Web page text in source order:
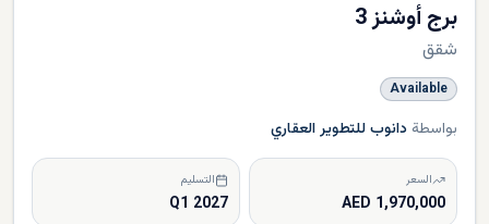
برج أوشنز 3
شقق
Available
بواسطة دانوب للتطوير العقاري
السعر
1,970,000 AED
التسليم
Q1 2027